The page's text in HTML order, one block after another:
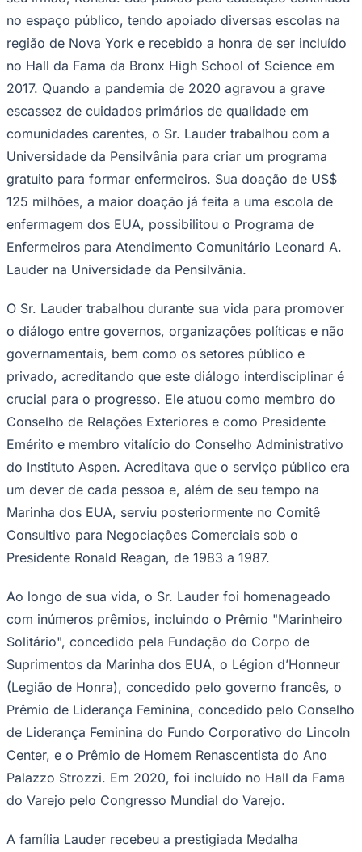
Botafogo
Grêmio
no espaço público, tendo apoiado diversas escolas na
região de Nova York e recebido a honra de ser incluído
no Hall da Fama da Bronx High School of Science em
2017. Quando a pandemia de 2020 agravou a grave
escassez de cuidados primários de qualidade em
comunidades carentes, o Sr. Lauder trabalhou com a
Universidade da Pensilvânia para criar um programa
gratuito para formar enfermeiros. Sua doação de US$
125 milhões, a maior doação já feita a uma escola de
enfermagem dos EUA, possibilitou o Programa de
Enfermeiros para Atendimento Comunitário Leonard A.
Lauder na Universidade da Pensilvânia.
O Sr. Lauder trabalhou durante sua vida para promover
o diálogo entre governos, organizações políticas e não
governamentais, bem como os setores público e
privado, acreditando que este diálogo interdisciplinar é
crucial para o progresso. Ele atuou como membro do
Conselho de Relações Exteriores e como Presidente
Emérito e membro vitalício do Conselho Administrativo
do Instituto Aspen. Acreditava que o serviço público era
um dever de cada pessoa e, além de seu tempo na
Marinha dos EUA, serviu posteriormente no Comitê
Consultivo para Negociações Comerciais sob o
Presidente Ronald Reagan, de 1983 a 1987.
Ao longo de sua vida, o Sr. Lauder foi homenageado
com inúmeros prêmios, incluindo o Prêmio "Marinheiro
Solitário", concedido pela Fundação do Corpo de
Suprimentos da Marinha dos EUA, o Légion d’Honneur
(Legião de Honra), concedido pelo governo francês, o
Prêmio de Liderança Feminina, concedido pelo Conselho
de Liderança Feminina do Fundo Corporativo do Lincoln
Center, e o Prêmio de Homem Renascentista do Ano
Palazzo Strozzi. Em 2020, foi incluído no Hall da Fama
do Varejo pelo Congresso Mundial do Varejo.
A família Lauder recebeu a prestigiada Medalha